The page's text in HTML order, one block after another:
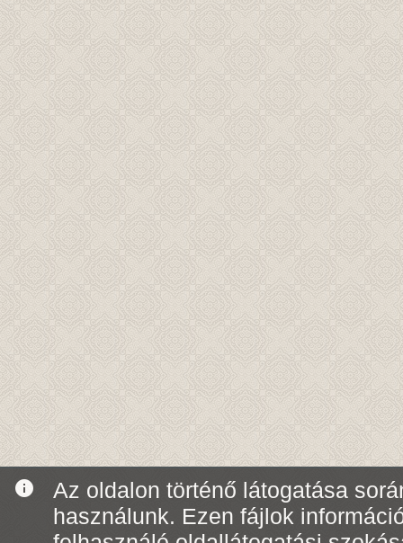
info
Az oldalon történő látogatása
használunk. Ezen fájlok